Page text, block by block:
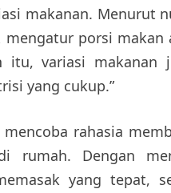
makanan. Menurut
mengatur porsi
itu, variasi makanan
yang cukup.”
rahasia
rumah. Dengan
yang tepat,